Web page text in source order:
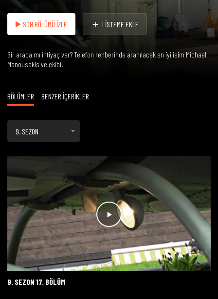
SON BÖLÜMÜ İZLE LİSTEME EKLE
Bir araca mı ihtiyaç var? Telefon rehberinde aranılacak en iyi isim Michael
Manousakis ve ekibi!
BÖLÜMLER BENZER İÇERİKLER
9. SEZON
9. SEZON 17. BÖLÜM